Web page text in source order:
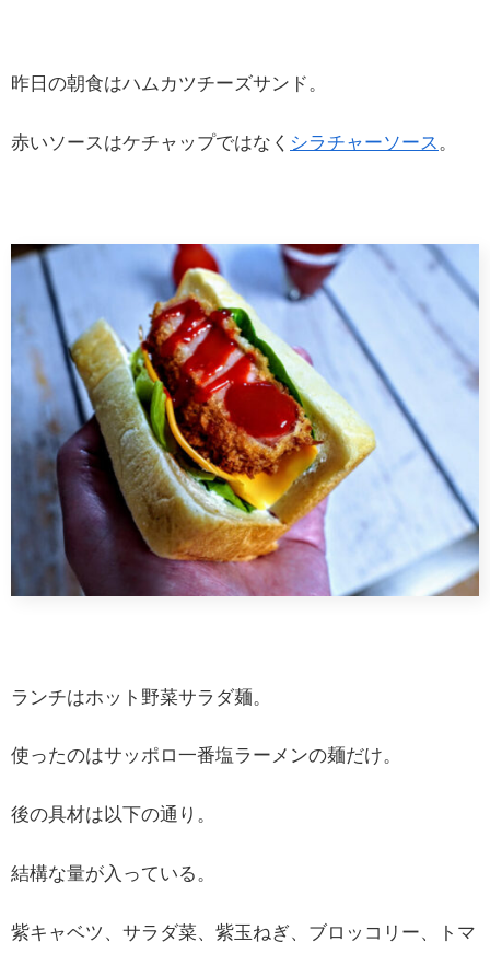
昨日の朝食はハムカツチーズサンド。
赤いソースはケチャップではなく シラチャーソース 。
ランチはホット野菜サラダ麺。
使ったのはサッポロ一番塩ラーメンの麺だけ。
後の具材は以下の通り。
結構な量が入っている。
紫キャベツ、サラダ菜、紫玉ねぎ、ブロッコリー、トマ